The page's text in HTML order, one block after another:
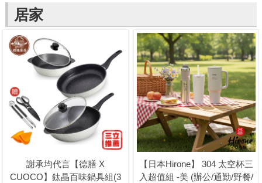
居家
謝承均代言【德膳 X
CUOCO】鈦晶百味鍋具組(3
【日本Hirone】 304 太空杯三
入超值組 -美 (辦公/通勤/野餐/